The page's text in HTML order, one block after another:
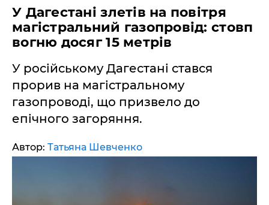
​У Дагестані злетів на повітря
магістральний газопровід: стовп
вогню досяг 15 метрів
У російському Дагестані стався
прорив на магістральному
газопроводі, що призвело до
епічного загоряння.
Автор: Татьяна Шевченко